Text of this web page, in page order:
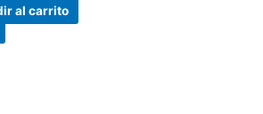
al carrito